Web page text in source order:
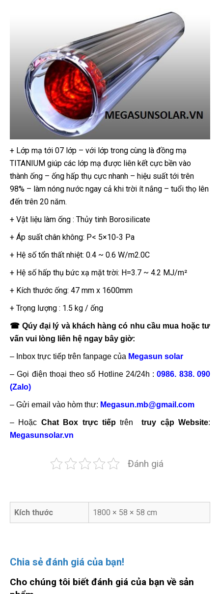
+ Lớp mạ tới 07 lớp – với lớp trong cùng là đồng mạ
TITANIUM giúp các lớp mạ được liên kết cực bền vào
thành ống – ống hấp thụ cực nhanh – hiệu suất tới trên
98% – làm nóng nước ngay cả khi trời ít nắng – tuổi thọ lên
đến trên 20 năm.
+ Vật liệu làm ống : Thủy tinh Borosilicate
+ Áp suất chân không: P< 5×10-3 Pa
+ Hệ số tổn thất nhiệt: 0.4 ~ 0.6 W/m2.0C
+ Hệ số hấp thụ bức xạ mặt trời: H=3.7 ~ 4.2 MJ/m²
+ Kích thước ống: 47 mm x 1600mm
+ Trọng lượng : 1.5 kg / ống
☎ Qúy đại lý và khách hàng có nhu cầu mua hoặc tư
vấn vui lòng liên hệ ngay bây giờ:
– Inbox trực tiếp trên fanpage của Megasun solar
– Gọi điện thoại theo số Hotline 24/24h :0986. 838. 090
(Zalo)
– Gửi email vào hòm thư: Megasun.mb@gmail.com
– Hoặc Chat Box trực tiếp trêntruy cập Website:
Megasunsolar.vn
Đánh giá
Kích thước 1800 × 58 × 58 cm
Chia sẻ đánh giá của bạn!
Cho chúng tôi biết đánh giá của bạn về sản